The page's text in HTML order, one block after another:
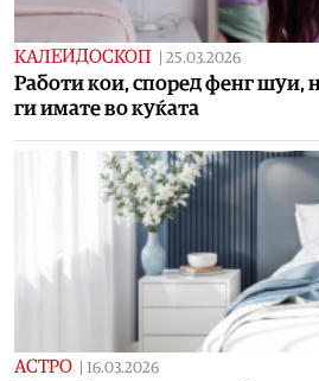
КАЛЕИДОСКОП | 25.03.2026
Работи кои, според фенг шуи,
ги имате во куќата
АСТРО | 16.03.2026